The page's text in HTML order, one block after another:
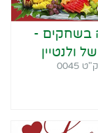
בשחקים -
ולנטיין
0045